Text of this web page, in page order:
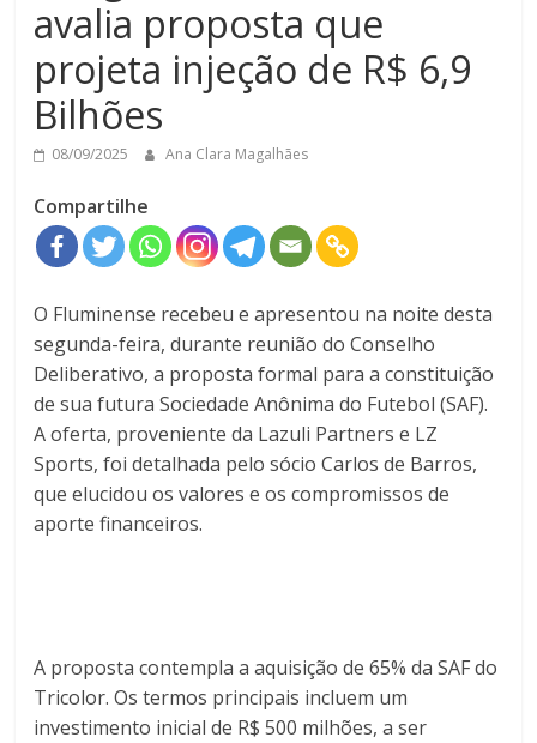
avalia proposta que
projeta injeção de R$ 6,9
Bilhões
08/09/2025 Ana Clara Magalhães
Compartilhe
O Fluminense recebeu e apresentou na noite desta
segunda-feira, durante reunião do Conselho
Deliberativo, a proposta formal para a constituição
de sua futura Sociedade Anônima do Futebol (SAF).
A oferta, proveniente da Lazuli Partners e LZ
Sports, foi detalhada pelo sócio Carlos de Barros,
que elucidou os valores e os compromissos de
aporte financeiros.
A proposta contempla a aquisição de 65% da SAF do
Tricolor. Os termos principais incluem um
investimento inicial de R$ 500 milhões, a ser